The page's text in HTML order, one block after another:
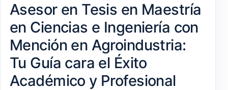
Asesor en Tesis en Maestría
en Ciencias e Ingeniería con
Mención en Agroindustria:
Tu Guía cara el Éxito
Académico y Profesional